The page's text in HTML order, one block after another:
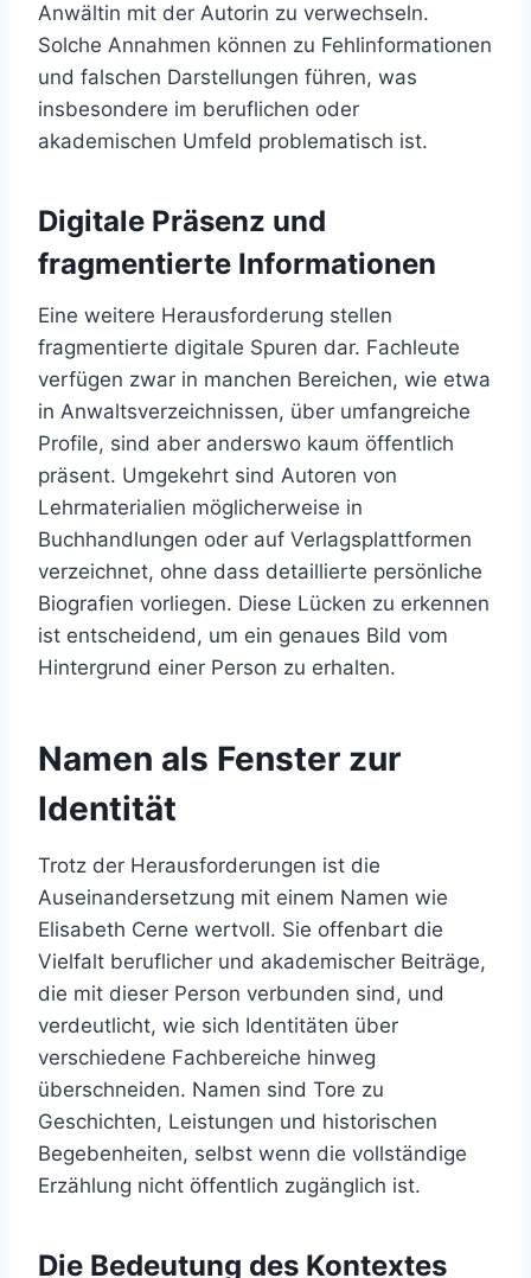
Anwältin mit der Autorin zu verwechseln.
Solche Annahmen können zu Fehlinformationen
und falschen Darstellungen führen, was
insbesondere im beruflichen oder
akademischen Umfeld problematisch ist.
Digitale Präsenz und
fragmentierte Informationen
Eine weitere Herausforderung stellen
fragmentierte digitale Spuren dar. Fachleute
verfügen zwar in manchen Bereichen, wie etwa
in Anwaltsverzeichnissen, über umfangreiche
Profile, sind aber anderswo kaum öffentlich
präsent. Umgekehrt sind Autoren von
Lehrmaterialien möglicherweise in
Buchhandlungen oder auf Verlagsplattformen
verzeichnet, ohne dass detaillierte persönliche
Biografien vorliegen. Diese Lücken zu erkennen
ist entscheidend, um ein genaues Bild vom
Hintergrund einer Person zu erhalten.
Namen als Fenster zur
Identität
Trotz der Herausforderungen ist die
Auseinandersetzung mit einem Namen wie
Elisabeth Cerne wertvoll. Sie offenbart die
Vielfalt beruflicher und akademischer Beiträge,
die mit dieser Person verbunden sind, und
verdeutlicht, wie sich Identitäten über
verschiedene Fachbereiche hinweg
überschneiden. Namen sind Tore zu
Geschichten, Leistungen und historischen
Begebenheiten, selbst wenn die vollständige
Erzählung nicht öffentlich zugänglich ist.
Die Bedeutung des Kontextes